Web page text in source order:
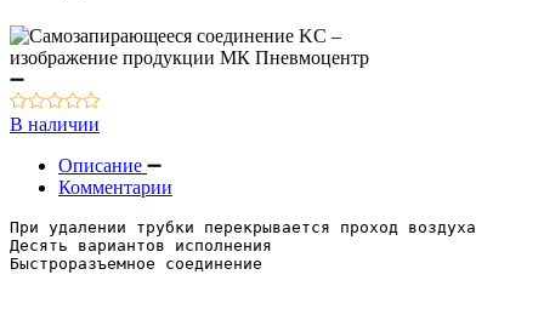
В наличии
Описание
Комментарии
При удалении трубки перекрывается проход воздуха
Десять вариантов исполнения
Быстроразъемное соединение